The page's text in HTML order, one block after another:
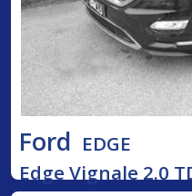
Ford EDGE
Edge Vignale 2.0